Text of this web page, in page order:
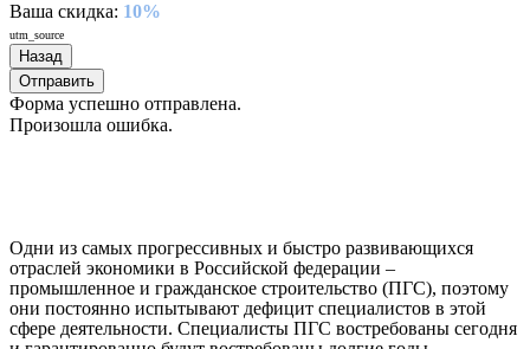
Ваша скидка: 10%
utm_source
Назад
Отправить
Форма успешно отправлена.
Произошла ошибка.
Одни из самых прогрессивных и быстро развивающихся
отраслей экономики в Российской федерации –
промышленное и гражданское строительство (ПГС), поэтому
они постоянно испытывают дефицит специалистов в этой
сфере деятельности. Специалисты ПГС востребованы сегодня